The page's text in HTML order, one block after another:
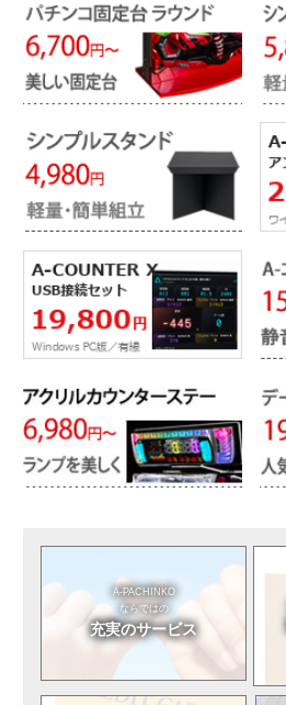
A-PACHINKO
ならではの
充実のサービス